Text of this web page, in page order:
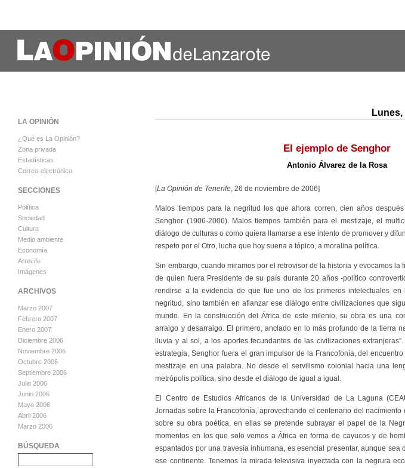
El ejemplo de Senghor
Antonio Álvarez de la Rosa
[La Opinión de Tenerife, 26 de noviembre de 2006]
Malos tiempos para la negritud los que ahora corren, cien años
Senghor (1906-2006). Malos tiempos también para el mestizaje, el
diálogo de culturas o como quiera llamarse a ese intento de promover y
respeto por el Otro, lucha que hoy suena a tópico, a moralina política.
Sin embargo, cuando miramos por el retrovisor de la historia y evocamos la
de quien fuera Presidente de su país durante 20 años -político
rendirse a la evidencia de que fue uno de los primeros intelectuales
negritud, sino también en afianzar ese diálogo entre civilizaciones que
mundo. En la construcción del África de este milenio, su obra es una
arraigo y desarraigo. El primero, anclado en lo más profundo de la tierra
lluvia y al sol, a los aportes fecundantes de las civilizaciones
estrategia, Senghor fuera el gran impulsor de la Francofonía, del
mestizaje en una palabra. No desde el servilismo colonial hacia una
metrópolis política, sino desde el diálogo de igual a igual.
El Centro de Estudios Africanos de la Universidad de La Laguna
Jornadas sobre la Francofonía, aprovechando el centenario del nacimiento
sobre su obra poética, en ellas se pretende subrayar el papel de la
momentos en los que solo vemos a África en forma de cayucos y de
espantados por una travesía inhumana, es esencial presentar, aunque sea
ese continente. Tenemos la mirada televisiva inyectada con la negrura
LA OPINIÓN
¿Qué es La Opinión?
Zona privada
Estadísticas
Correo-electrónico
SECCIONES
Política
Sociedad
Cultura
Medio ambiente
Economía
Arrecife
Imágenes
ARCHIVOS
Marzo 2007
Febrero 2007
Enero 2007
Diciembre 2006
Noviembre 2006
Octubre 2006
Septiembre 2006
Julio 2006
Junio 2006
Mayo 2006
Abril 2006
Marzo 2006
BÚSQUEDA